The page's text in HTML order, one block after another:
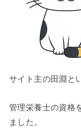
サイト主の田淵と
管理栄養士の資格
ました。